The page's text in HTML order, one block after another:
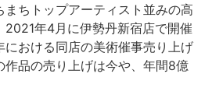
ちトップアーティスト並みの高
2021年4月に伊勢丹新宿店で開催
における同店の美術催事売り上げ
作品の売り上げは今や、年間8億